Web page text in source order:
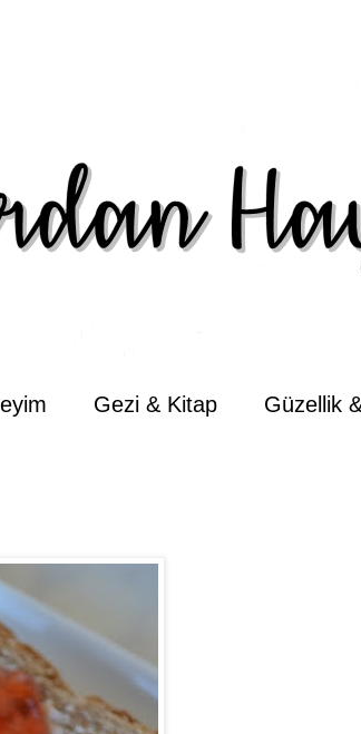
Gezi & Kitap Güzellik